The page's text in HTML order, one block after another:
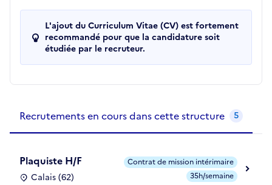
L'ajout du Curriculum Vitae (CV) est fortement
recommandé pour que la candidature soit
étudiée par le recruteur.
Recrutements en cours dans cette structure 5
Plaquiste H/F
Calais (62)
Contrat de mission intérimaire
35h/semaine